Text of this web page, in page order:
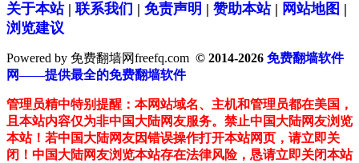
关于本站| 联系我们 | 免责声明 | 赞助本站| 网站地图 |
浏览建议
Powered by 免费翻墙网freefq.com © 2014-2026 免费翻墙软件
网——提供最全的免费翻墙软件
管理员精中特别提醒：本网站域名、主机和管理员都在美国，
且本站内容仅为非中国大陆网友服务。禁止中国大陆网友浏览
本站！若中国大陆网友因错误操作打开本站网页，请立即关
闭！中国大陆网友浏览本站存在法律风险，恳请立即关闭本站